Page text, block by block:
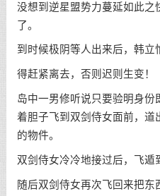
没想到逆星盟势力蔓延如此之
了。
到时候极阴等人出来后，韩立
得赶紧离去，否则迟则生变！
岛中一男修听说只要验明身
着胆子飞到双剑侍女面前，道
的物件。
双剑侍女冷冷地接过后，飞遁
随后双剑侍女再次飞回来把